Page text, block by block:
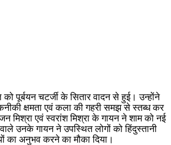
पूर्बयन चटर्जी के सितार वादन से हुई। उन्होंने
क्षमता एवं कला की गहरी समझ से स्तब्ध कर
मिश्रा एवं स्वरांश मिश्रा के गायन ने शाम को नई
उनके गायन ने उपस्थित लोगों को हिंदुस्तानी
का अनुभव करने का मौका दिया।